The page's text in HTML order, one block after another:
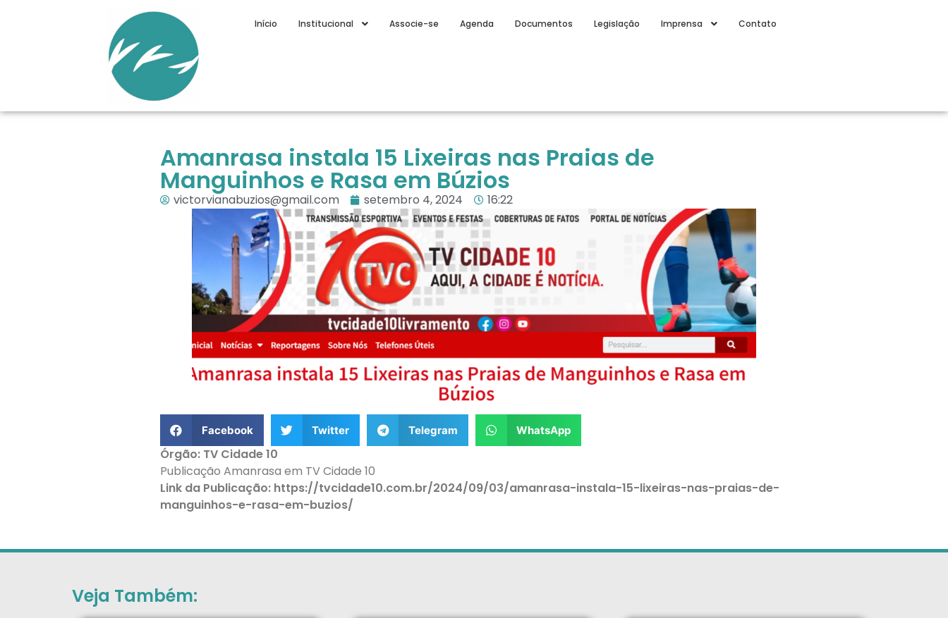
Início Institucional Associe-se Agenda Documentos Legislação Imprensa Contato
Amanrasa instala 15 Lixeiras nas Praias de
Manguinhos e Rasa em Búzios
victorvianabuzios@gmail.com setembro 4, 2024 16:22
Facebook Twitter Telegram WhatsApp
Órgão: TV Cidade 10
Publicação Amanrasa em TV Cidade 10
Link da Publicação: https://tvcidade10.com.br/2024/09/03/amanrasa-instala-15-lixeiras-nas-praias-de-
manguinhos-e-rasa-em-buzios/
Veja Também: